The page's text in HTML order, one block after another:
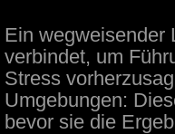
Ein wegweisender
verbindet, um
Stress
Umgebungen:
bevor sie die